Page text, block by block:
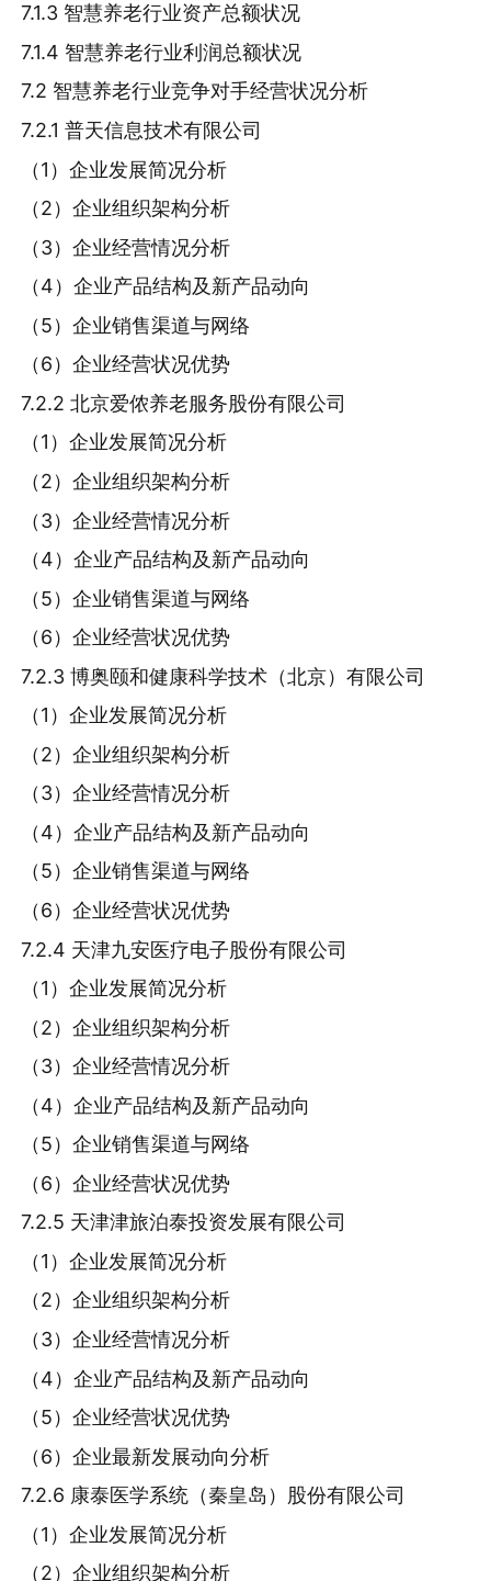
7.1.3 智慧养老行业资产总额状况
7.1.4 智慧养老行业利润总额状况
7.2 智慧养老行业竞争对手经营状况分析
7.2.1 普天信息技术有限公司
（1）企业发展简况分析
（2）企业组织架构分析
（3）企业经营情况分析
（4）企业产品结构及新产品动向
（5）企业销售渠道与网络
（6）企业经营状况优势
7.2.2 北京爱侬养老服务股份有限公司
（1）企业发展简况分析
（2）企业组织架构分析
（3）企业经营情况分析
（4）企业产品结构及新产品动向
（5）企业销售渠道与网络
（6）企业经营状况优势
7.2.3 博奥颐和健康科学技术（北京）有限公司
（1）企业发展简况分析
（2）企业组织架构分析
（3）企业经营情况分析
（4）企业产品结构及新产品动向
（5）企业销售渠道与网络
（6）企业经营状况优势
7.2.4 天津九安医疗电子股份有限公司
（1）企业发展简况分析
（2）企业组织架构分析
（3）企业经营情况分析
（4）企业产品结构及新产品动向
（5）企业销售渠道与网络
（6）企业经营状况优势
7.2.5 天津津旅泊泰投资发展有限公司
（1）企业发展简况分析
（2）企业组织架构分析
（3）企业经营情况分析
（4）企业产品结构及新产品动向
（5）企业经营状况优势
（6）企业最新发展动向分析
7.2.6 康泰医学系统（秦皇岛）股份有限公司
（1）企业发展简况分析
（2）企业组织架构分析